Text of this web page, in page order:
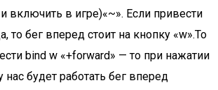
включить в игре)«~». Если привести
то бег вперед стоит на кнопку «w».То
bind w «+forward» — то при нажатии
нас будет работать бег вперед